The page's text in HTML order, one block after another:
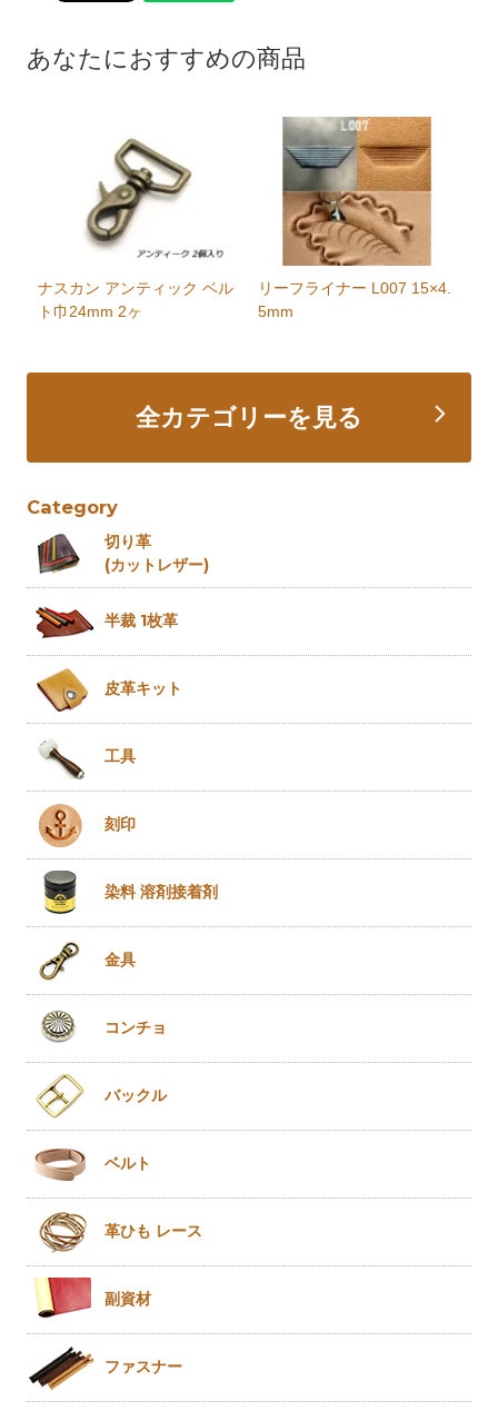
あなたにおすすめの商品
ナスカン アンティック ベル
ト巾24mm 2ヶ
リーフライナー L007 15×4.
5mm
全カテゴリーを見る
Category
切り革
(カットレザー)
半裁 1枚革
皮革キット
工具
刻印
染料 溶剤接着剤
金具
コンチョ
バックル
ベルト
革ひも レース
副資材
ファスナー